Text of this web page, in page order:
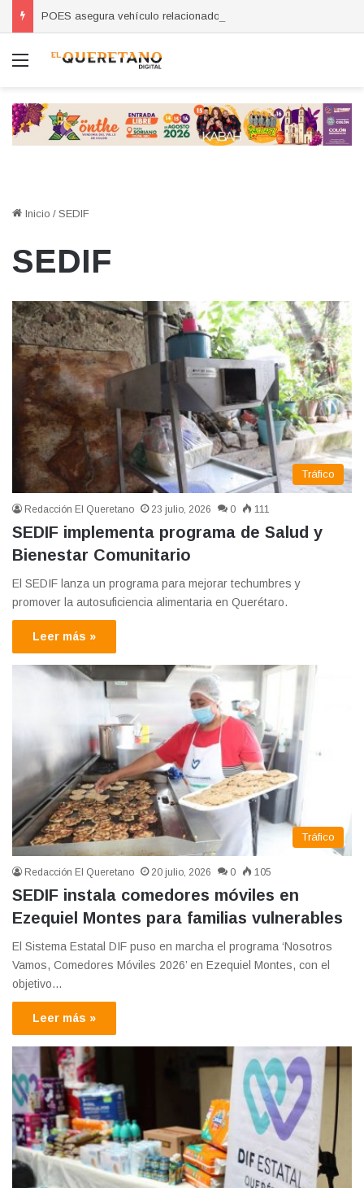
Menú
Inicio / SEDIF
SEDIF
Tráfico
Redacción El Queretano 23 julio, 2026 0 111
SEDIF implementa programa de Salud y
Bienestar Comunitario
El SEDIF lanza un programa para mejorar techumbres y
promover la autosuficiencia alimentaria en Querétaro.
Leer más »
Tráfico
Redacción El Queretano 20 julio, 2026 0 105
SEDIF instala comedores móviles en
Ezequiel Montes para familias vulnerables
El Sistema Estatal DIF puso en marcha el programa ‘Nosotros
Vamos, Comedores Móviles 2026’ en Ezequiel Montes, con el
objetivo…
Leer más »